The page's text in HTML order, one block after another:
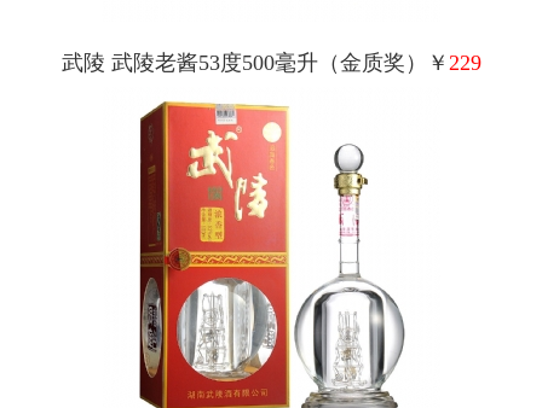
武陵 武陵老酱53度500毫升（金质奖）￥ 229